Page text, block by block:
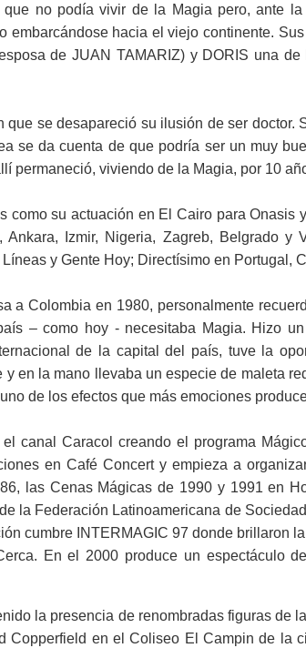
que no podía vivir de la Magia pero, ante
embarcándose hacia el viejo continente.
de JUAN TAMARIZ) y DORIS una
que se desapareció su ilusión de ser
se da cuenta de que podría ser un muy
permaneció, viviendo de la Magia, por 10
como su actuación en El Cairo para
Ankara, Izmir, Nigeria, Zagreb, Belgrado
y Gente Hoy; Directísimo en Portugal,
a Colombia en 1980, personalmente
– como hoy - necesitaba Magia. Hizo
de la capital del país, tuve la
y en la mano llevaba un especie de maleta
de los efectos que más emociones
canal Caracol creando el programa
en Café Concert y empieza a
las Cenas Mágicas de 1990 y 1991 en
la Federación Latinoamericana de
cumbre INTERMAGIC 97 donde brillaron
En el 2000 produce un espectáculo
la presencia de renombradas figuras
Copperfield en el Coliseo El Campin de la